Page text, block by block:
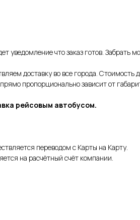
уведомление что заказ готов.
доставку во все города. Стоимость
пропорционально зависит от
рейсовым автобусом.
переводом с Карты на Карту.
на расчётный счёт компании.